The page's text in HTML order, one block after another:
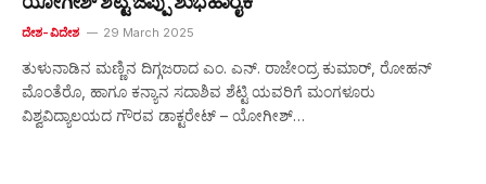
ದೇಶ-ವಿದೇಶ 29 March 2025
ತುಳುನಾಡಿನ ಮಣ್ಣಿನ ದಿಗ್ಗಜರಾದ ಎಂ. ಎನ್. ರಾಜೇಂದ್ರ ಕುಮಾರ್, ರೋಹನ್
ಮೊಂತೆರೊ, ಹಾಗೂ ಕನ್ಯಾನ ಸದಾಶಿವ ಶೆಟ್ಟಿ ಯವರಿಗೆ ಮಂಗಳೂರು
ವಿಶ್ವವಿದ್ಯಾಲಯದ ಗೌರವ ಡಾಕ್ಟರೇಟ್ – ಯೋಗೀಶ್…